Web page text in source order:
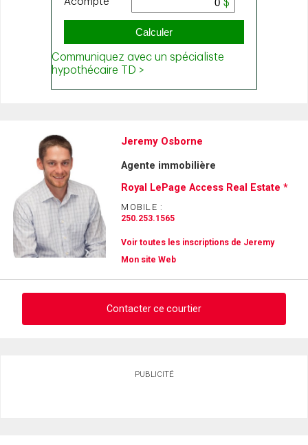
Jeremy Osborne
Agente immobilière
Royal LePage Access Real Estate *
MOBILE :
250.253.1565
Voir toutes les inscriptions de Jeremy
Mon site Web
Contacter ce courtier
PUBLICITÉ